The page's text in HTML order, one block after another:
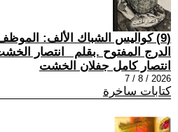
(9) كواليس الشباك الألف:
الدرج المفتوح .بقلم _انتصار
انتصار كامل جفلان الخشت
2026 / 8 / 7
كتابات ساخرة